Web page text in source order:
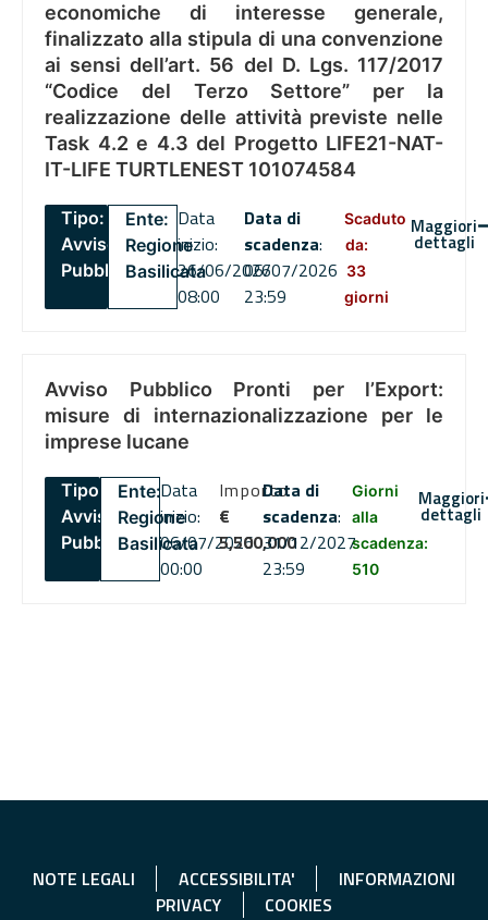
economiche di interesse generale,
finalizzato alla stipula di una convenzione
ai sensi dell’art. 56 del D. Lgs. 117/2017
“Codice del Terzo Settore” per la
realizzazione delle attività previste nelle
Task 4.2 e 4.3 del Progetto LIFE21-NAT-
IT-LIFE TURTLENEST 101074584
Tipo:
Avviso
Pubblico
Ente:
Regione
Basilicata
Data
inizio:
26/06/2026
08:00
Data di
scadenza:
06/07/2026
23:59
Scaduto
da:
33
giorni
Maggiori
dettagli
Avviso Pubblico Pronti per l’Export:
misure di internazionalizzazione per le
imprese lucane
Tipo:
Avviso
Pubblico
Ente:
Regione
Basilicata
Data
inizio:
06/07/2026
00:00
Importo
€
5,500,000
Data di
scadenza:
31/12/2027
23:59
Giorni
alla
scadenza:
510
Maggiori
dettagli
NOTE LEGALI ACCESSIBILITA'
INFORMAZIONI
PRIVACY
COOKIES